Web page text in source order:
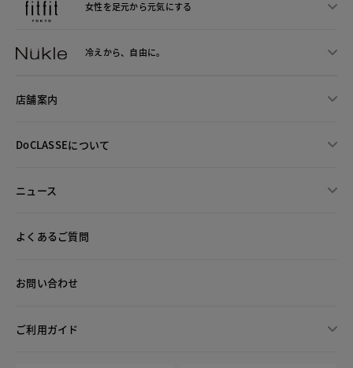
女性を足元から元気にする
冷えから、 自由に。
店舗案内
DoCLASSEについて
ニュース
よくあるご質問
お問い合わせ
ご利用ガイド